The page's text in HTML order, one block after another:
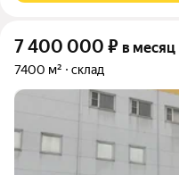
7 400 000 ₽ в месяц
7400 м² склад